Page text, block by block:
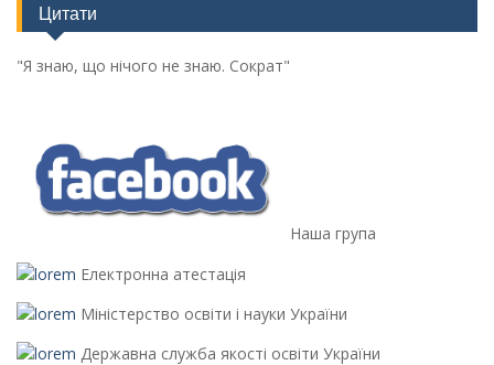
Цитати
"Я знаю, що нічого не знаю. Сократ"
Наша група
Електронна атестація
Міністерство освіти і науки України
Державна служба якості освіти України